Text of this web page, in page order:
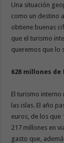
Una situación
como un destino
obtiene buenas
que el turismo
queremos que lo
628 millones
El turismo
las islas. El año
euros, de los que
217 millones en
gasto que,